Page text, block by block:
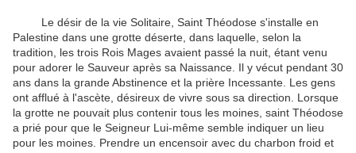
Le désir de la vie Solitaire, Saint Théodose s'installe en
Palestine dans une grotte déserte, dans laquelle, selon la
tradition, les trois Rois Mages avaient passé la nuit, étant venu
pour adorer le Sauveur après sa Naissance. Il y vécut pendant 30
ans dans la grande Abstinence et la prière Incessante. Les gens
ont afflué à l'ascète, désireux de vivre sous sa direction.
Lorsque
la grotte ne pouvait plus contenir tous les moines, saint Théodose
a prié pour que le Seigneur Lui-même semble indiquer un lieu
pour les moines. Prendre un encensoir avec du charbon froid et